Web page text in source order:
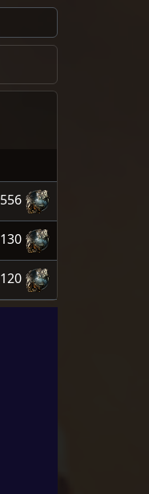
556
130
120